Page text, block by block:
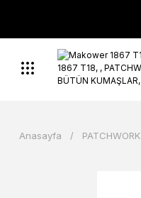
Anasayfa PATCHWORK